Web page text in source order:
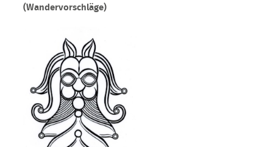
(Wandervorschläge)